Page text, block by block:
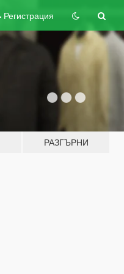
Регистрация
РАЗГЪРНИ